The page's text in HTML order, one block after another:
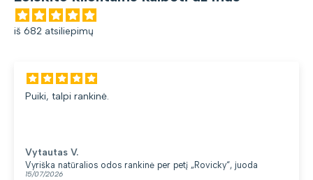
iš 682 atsiliepimų
Puiki, talpi rankinė.
Vytautas V.
Vyriška natūralios odos rankinė per petį „Rovicky“, juoda
15/07/2026